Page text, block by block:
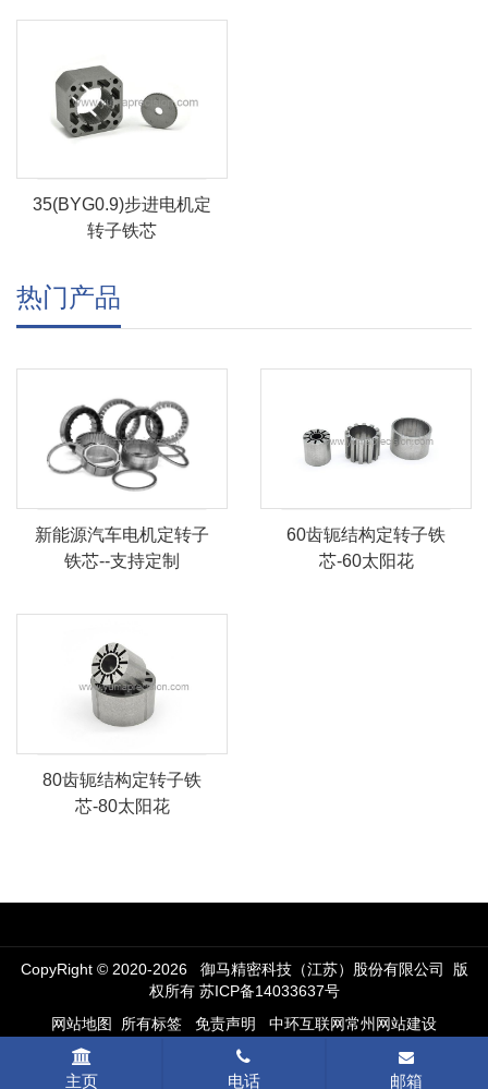
35(BYG0.9)步进电机定
转子铁芯
热门产品
新能源汽车电机定转子
铁芯--支持定制
60齿轭结构定转子铁
芯-60太阳花
80齿轭结构定转子铁
芯-80太阳花
CopyRight © 2020-2026 御马精密科技（江苏）股份有限公司 版
权所有 苏ICP备14033637号
网站地图
所有标签 免责声明 中环互联网常州网站建设
主页 电话 邮箱